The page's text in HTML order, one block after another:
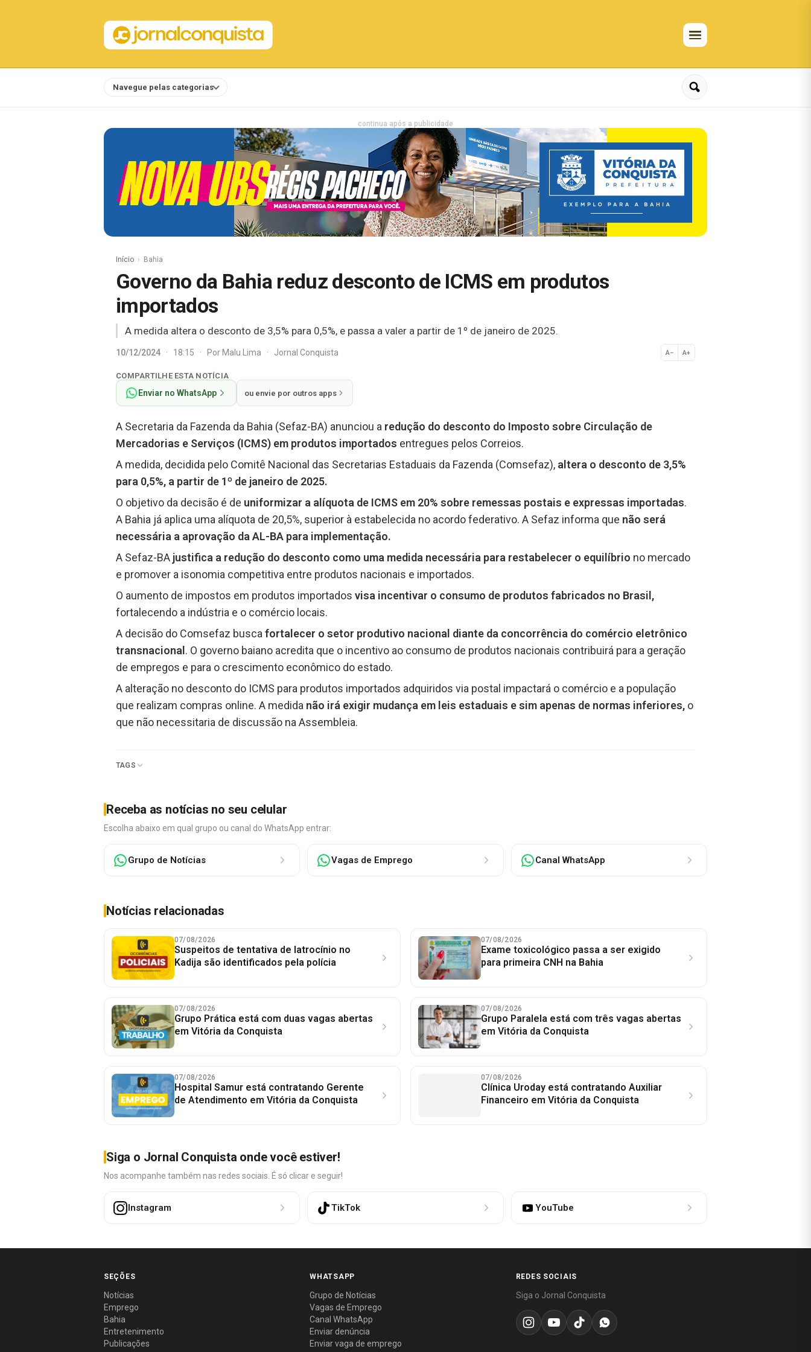
Navegue pelas categorias
continua após a publicidade
Início Bahia
Governo da Bahia reduz desconto de ICMS em produtos
importados
A medida altera o desconto de 3,5% para 0,5%, e passa a valer a partir de 1º de janeiro de 2025.
10/12/2024 · 18:15 · PorMalu Lima · Jornal Conquista A− A+
Normal
COMPARTILHE ESTA NOTÍCIA
Enviar no WhatsApp ou envie por outros apps
A Secretaria da Fazenda da Bahia (Sefaz-BA) anunciou a redução do desconto do Imposto sobre Circulação de
Mercadorias e Serviços (ICMS) em produtos importados entregues pelos Correios.
A medida, decidida pelo Comitê Nacional das Secretarias Estaduais da Fazenda (Comsefaz), altera o desconto de 3,5%
para 0,5%, a partir de 1º de janeiro de 2025.
O objetivo da decisão é de uniformizar a alíquota de ICMS em 20% sobre remessas postais e expressas importadas.
A Bahia já aplica uma alíquota de 20,5%, superior à estabelecida no acordo federativo. A Sefaz informa que não será
necessária a aprovação da AL-BA para implementação.
A Sefaz-BA justifica a redução do desconto como uma medida necessária para restabelecer o equilíbrio no mercado
e promover a isonomia competitiva entre produtos nacionais e importados.
O aumento de impostos em produtos importados visa incentivar o consumo de produtos fabricados no Brasil,
fortalecendo a indústria e o comércio locais.
A decisão do Comsefaz busca fortalecer o setor produtivo nacional diante da concorrência do comércio eletrônico
transnacional . O governo baiano acredita que o incentivo ao consumo de produtos nacionais contribuirá para a geração
de empregos e para o crescimento econômico do estado.
A alteração no desconto do ICMS para produtos importados adquiridos via postal impactará o comércio e a população
que realizam compras online. A medida não irá exigir mudança em leis estaduais e sim apenas de normas inferiores, o
que não necessitaria de discussão na Assembleia.
TAGS
Receba as notícias no seu celular
Escolha abaixo em qual grupo ou canal do WhatsApp entrar:
Grupo de Notícias Vagas de Emprego Canal WhatsApp
Notícias relacionadas
07/08/2026
Suspeitos de tentativa de latrocínio no
Kadija são identificados pela polícia
07/08/2026
Exame toxicológico passa a ser exigido
para primeira CNH na Bahia
07/08/2026
Grupo Prática está com duas vagas abertas
em Vitória da Conquista
07/08/2026
Grupo Paralela está com três vagas abertas
em Vitória da Conquista
07/08/2026
Hospital Samur está contratando Gerente
de Atendimento em Vitória da Conquista
07/08/2026
Clínica Uroday está contratando Auxiliar
Financeiro em Vitória da Conquista
Siga o Jornal Conquista onde você estiver!
Nos acompanhe também nas redes sociais. É só clicar e seguir!
Instagram TikTok YouTube
SEÇÕES
Notícias
Emprego
Bahia
Entretenimento
Publicações
WHATSAPP
Grupo de Notícias
Vagas de Emprego
Canal WhatsApp
Enviar denúncia
Enviar vaga de emprego
REDES SOCIAIS
Siga o Jornal Conquista